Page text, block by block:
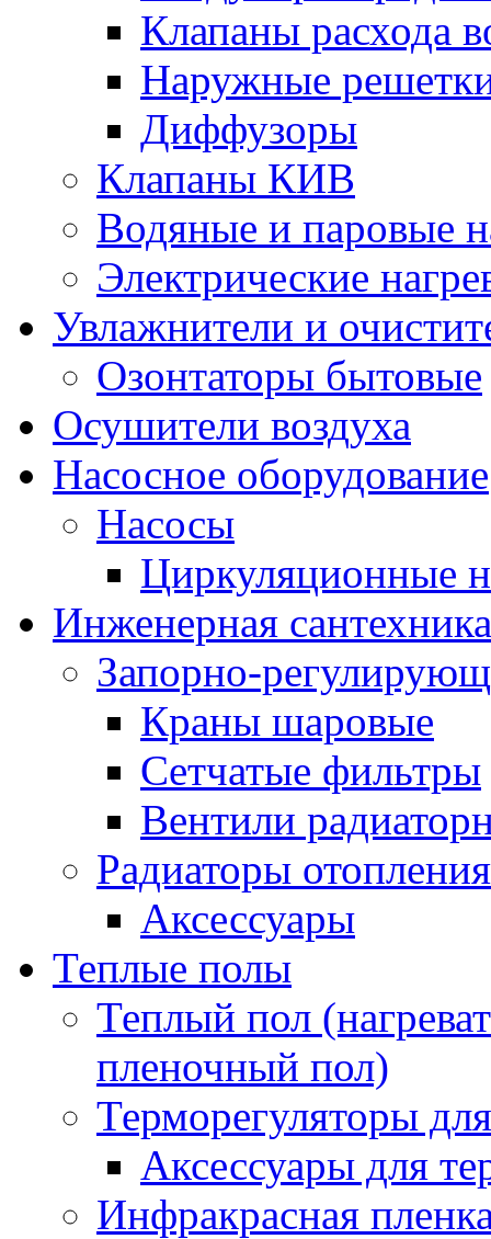
Клапаны расхода
Наружные
Диффузоры
Клапаны КИВ
Водяные и паровые
Электрические
Увлажнители и
Озонтаторы бытовые
Осушители воздуха
Насосное оборудование
Насосы
Циркуляционные
Инженерная сантехника
Запорно-
Краны шаровые
Сетчатые фильтры
Вентили
Радиаторы отопления
Аксессуары
Теплые полы
Теплый пол
пленочный пол)
Терморегуляторы
Аксессуары для
Инфракрасная